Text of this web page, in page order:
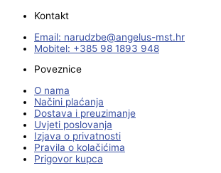
Kontakt
Email:
rh.tsm-sulegna
@ebzduran
Mobitel: +385 98 1893 948
Poveznice
O nama
Načini plaćanja
Dostava i preuzimanje
Uvjeti poslovanja
Izjava o privatnosti
Pravila o kolačićima
Prigovor kupca